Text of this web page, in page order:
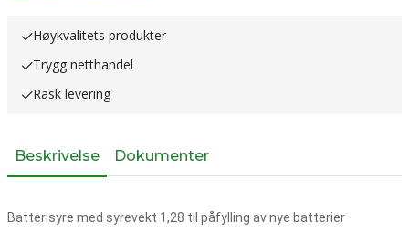
Høykvalitets produkter
Trygg netthandel
Rask levering
Beskrivelse Dokumenter
Batterisyre med syrevekt 1,28 til påfylling av nye batterier